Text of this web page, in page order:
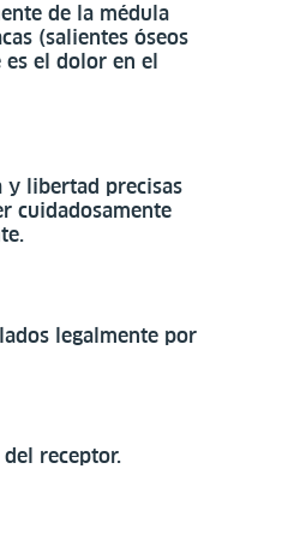
de la médula
(salientes óseos
el dolor en el
y libertad precisas
cuidadosamente
legalmente por
receptor.